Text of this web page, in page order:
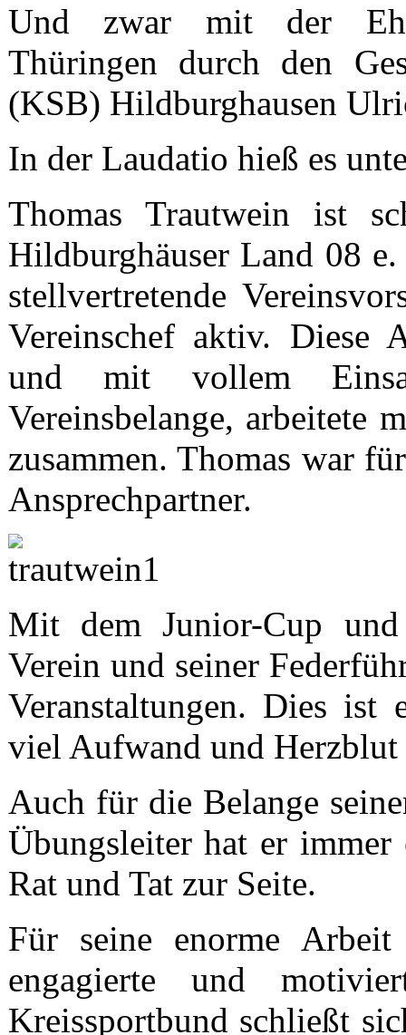
Und zwar mit der
Thüringen durch den
(KSB) Hildburghausen
In der Laudatio hieß es
Thomas Trautwein ist
Hildburghäuser Land 08
stellvertretende
Vereinschef aktiv. Diese
und mit vollem
Vereinsbelange, arbeitete
zusammen. Thomas war
Ansprechpartner.
Mit dem Junior-Cup und
Verein und seiner
Veranstaltungen. Dies
viel Aufwand und
Auch für die Belange
Übungsleiter hat er
Rat und Tat zur Seite.
Für seine enorme
engagierte und
Kreissportbund schließt